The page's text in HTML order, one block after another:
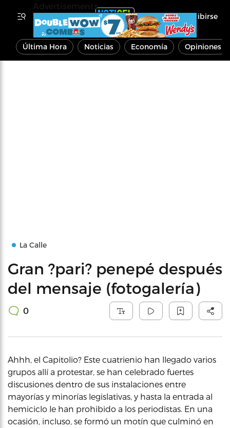
Inscribirse
Última Hora Noticias Economía Opiniones
La Calle
Gran ?pari? penepé después
del mensaje (fotogalería)
0
Ahhh, el Capitolio? Este cuatrienio han llegado varios
grupos allí a protestar, se han celebrado fuertes
discusiones dentro de sus instalaciones entre
mayorías y minorías legislativas, y hasta la entrada al
hemiciclo le han prohibido a los periodistas. En una
ocasión, incluso, se formó un motín que culminó en
Advertisements